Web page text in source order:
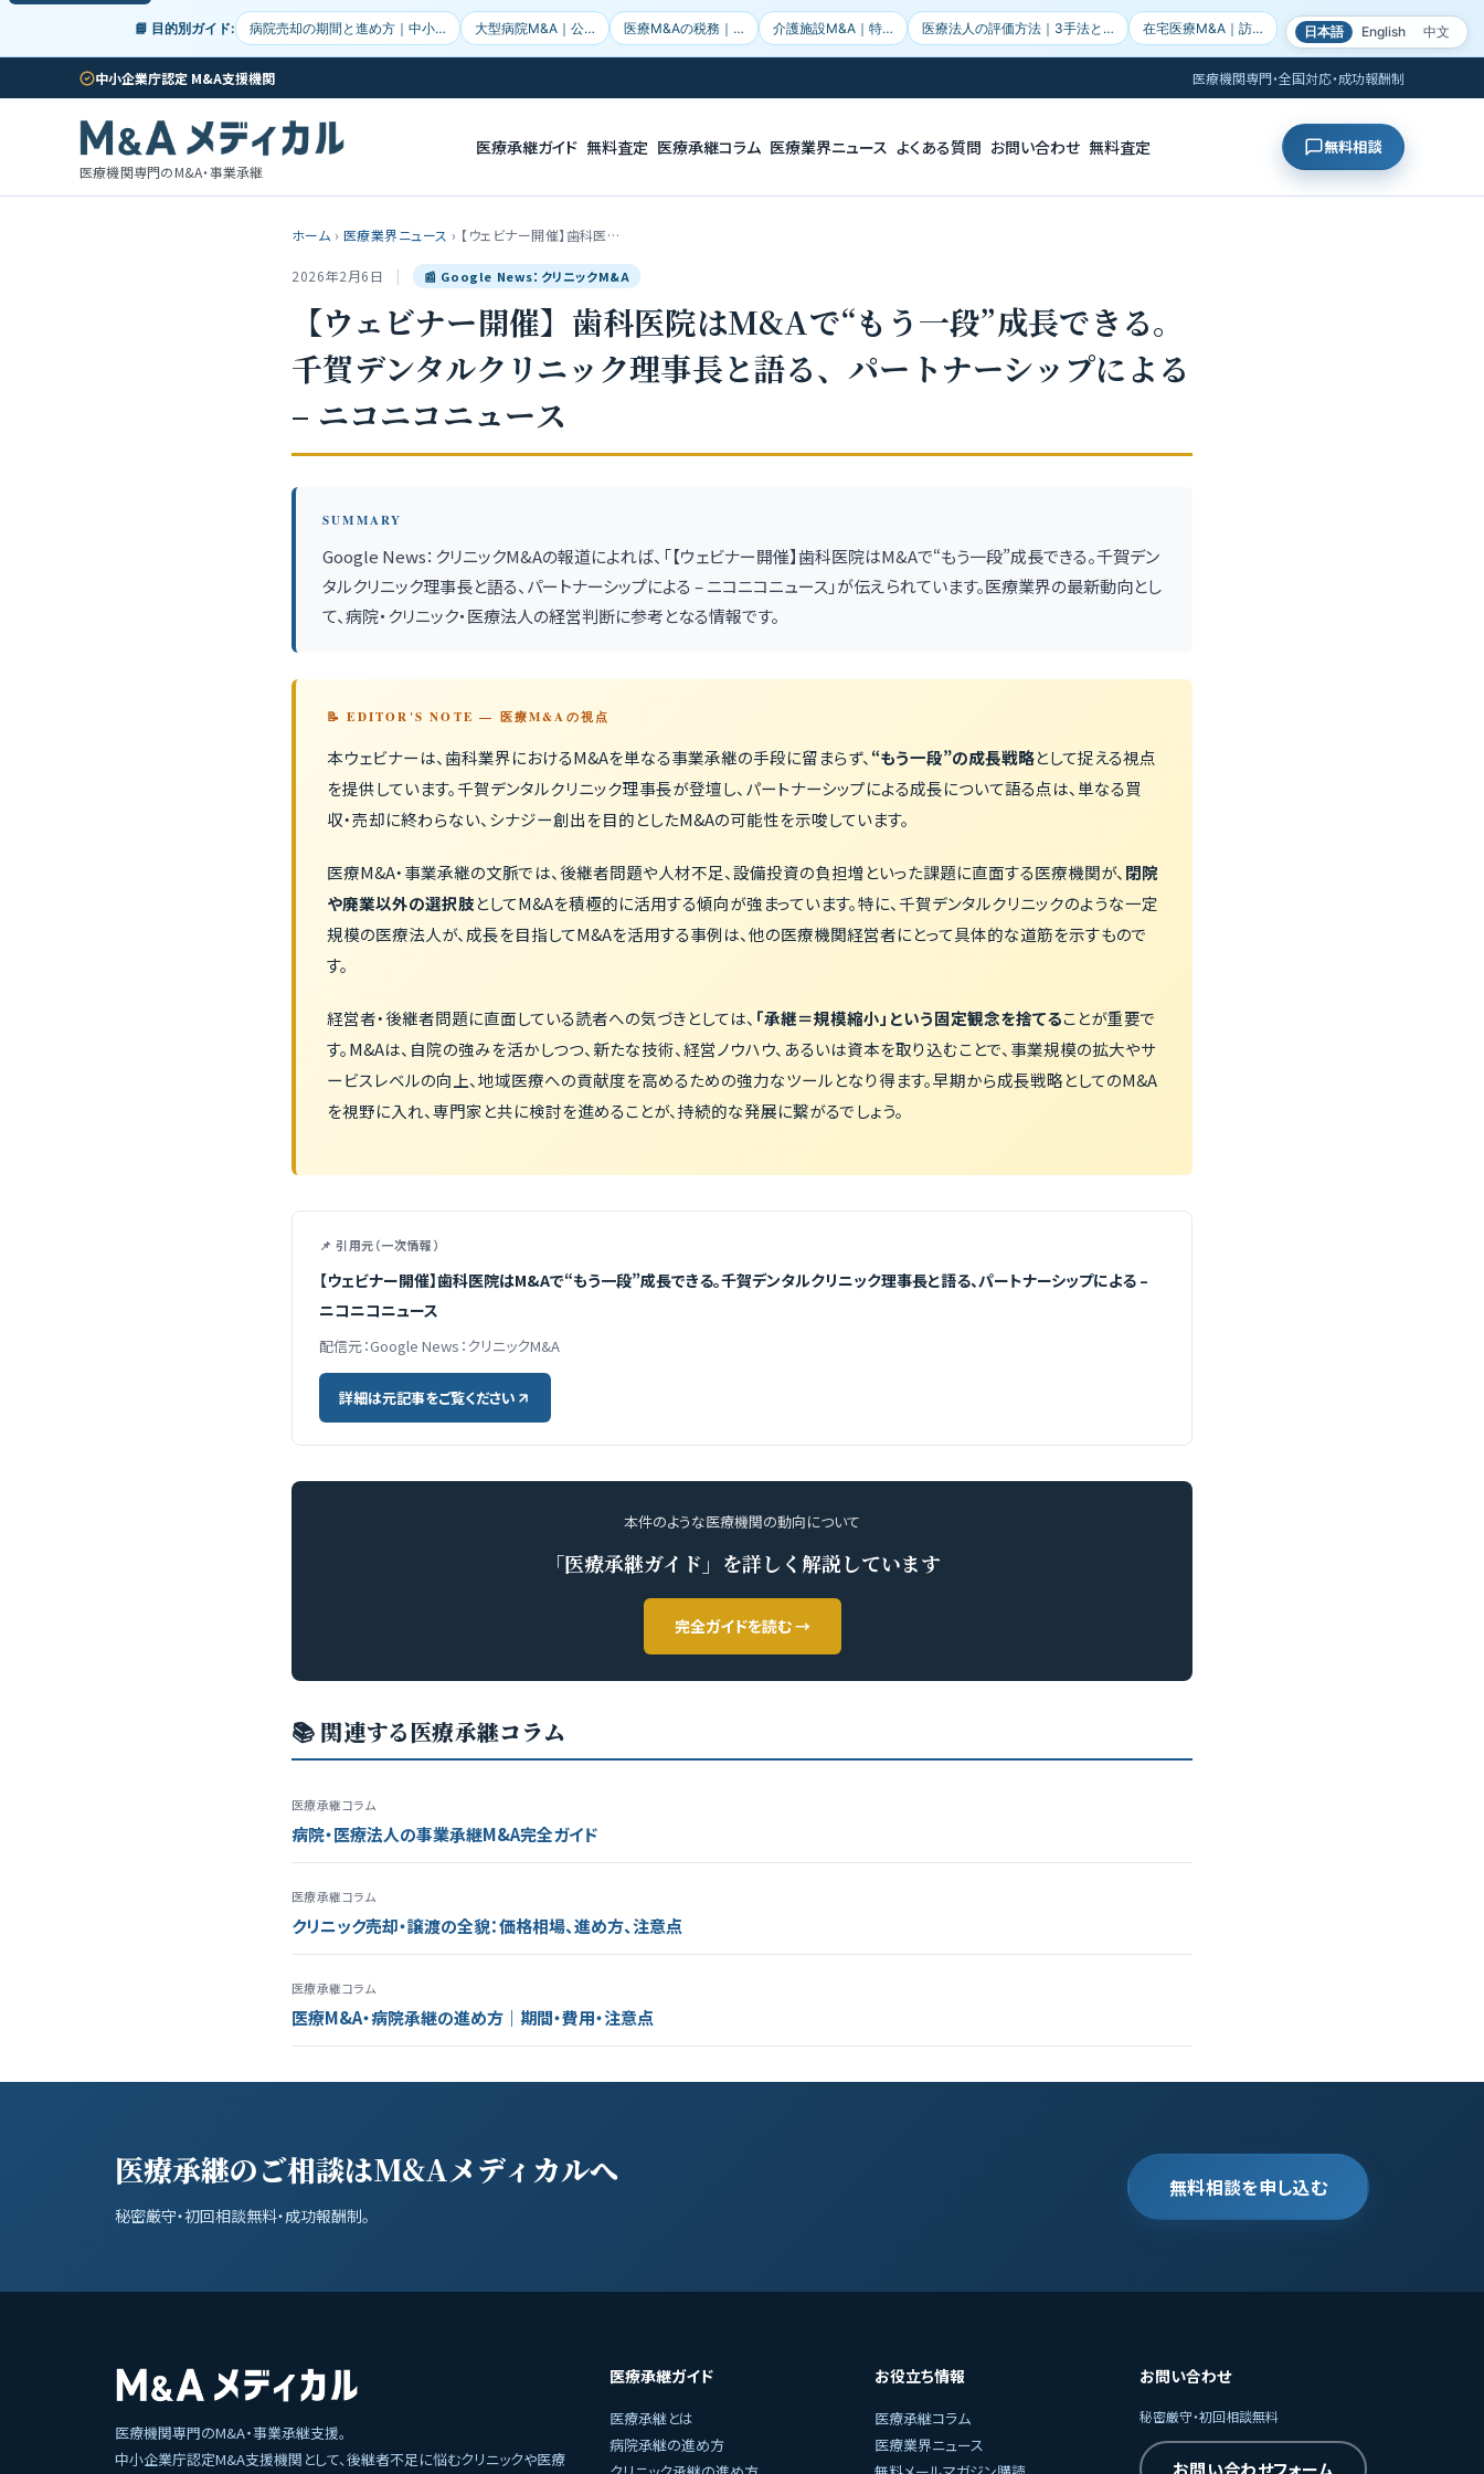
日本語 English 中文
📘 目的別ガイド: 病院売却の期間と進め方｜中小… 大型病院M&A｜公… 医療M&Aの税務｜… 介護施設M&A｜特… 医療法人の評価方法｜3手法と… 在宅医療M&A｜訪…
中小企業庁認定 M&A支援機関 医療機関専門・全国対応・成功報酬制
医療機関専門のM&A・事業承継
医療承継ガイド 無料査定 医療承継コラム 医療業界ニュース よくある質問 お問い合わせ 無料査定 無料相談
ホーム › 医療業界ニュース › 【ウェビナー開催】歯科医…
2026年2月6日 | 📰 Google News：クリニックM&A
【ウェビナー開催】歯科医院はM&Aで“もう一段”成長できる。
千賀デンタルクリニック理事長と語る、パートナーシップによる
– ニコニコニュース
SUMMARY
Google News：クリニックM&Aの報道によれば、「【ウェビナー開催】歯科医院はM&Aで“もう一段”成長できる。千賀デン
タルクリニック理事長と語る、パートナーシップによる – ニコニコニュース」が伝えられています。医療業界の最新動向とし
て、病院・クリニック・医療法人の経営判断に参考となる情報です。
📝 EDITOR'S NOTE — 医療M&Aの視点
本ウェビナーは、歯科業界におけるM&Aを単なる事業承継の手段に留まらず、 “もう一段”の成長戦略として捉える視点
を提供しています。千賀デンタルクリニック理事長が登壇し、パートナーシップによる成長について語る点は、単なる買
収・売却に終わらない、シナジー創出を目的としたM&Aの可能性を示唆しています。
医療M&A・事業承継の文脈では、後継者問題や人材不足、設備投資の負担増といった課題に直面する医療機関が、 閉院
や廃業以外の選択肢としてM&Aを積極的に活用する傾向が強まっています。特に、千賀デンタルクリニックのような一定
規模の医療法人が、成長を目指してM&Aを活用する事例は、他の医療機関経営者にとって具体的な道筋を示すもので
す。
経営者・後継者問題に直面している読者への気づきとしては、 「承継＝規模縮小」という固定観念を捨てることが重要で
す。M&Aは、自院の強みを活かしつつ、新たな技術、経営ノウハウ、あるいは資本を取り込むことで、事業規模の拡大やサ
ービスレベルの向上、地域医療への貢献度を高めるための強力なツールとなり得ます。早期から成長戦略としてのM&A
を視野に入れ、専門家と共に検討を進めることが、持続的な発展に繋がるでしょう。
📌 引用元（一次情報）
【ウェビナー開催】歯科医院はM&Aで“もう一段”成長できる。千賀デンタルクリニック理事長と語る、パートナーシップによる –
ニコニコニュース
配信元：Google News：クリニックM&A
詳細は元記事をご覧ください
本件のような医療機関の動向について
「医療承継ガイド」を詳しく解説しています
完全ガイドを読む →
📚 関連する医療承継コラム
医療承継コラム
病院・医療法人の事業承継M&A完全ガイド
医療承継コラム
クリニック売却・譲渡の全貌：価格相場、進め方、注意点
医療承継コラム
医療M&A・病院承継の進め方｜期間・費用・注意点
医療承継のご相談はM&Aメディカルへ
秘密厳守・初回相談無料・成功報酬制。
無料相談を申し込む
医療機関専門のM&A・事業承継支援。
中小企業庁認定M&A支援機関として、後継者不足に悩むクリニックや医療
医療承継ガイド
医療承継とは
病院承継の進め方
お役立ち情報
医療承継コラム
医療業界ニュース
お問い合わせ
秘密厳守・初回相談無料
お問い合わせフォーム